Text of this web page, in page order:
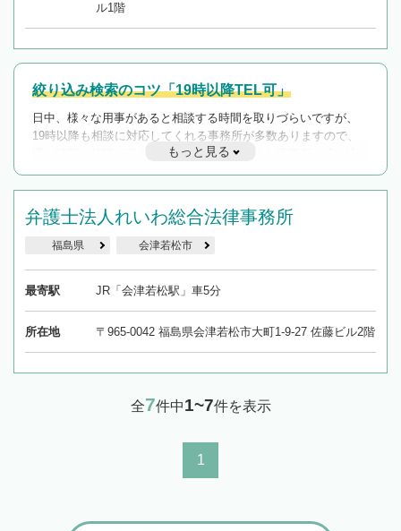
ル1階
絞り込み検索のコツ「19時以降TEL可」
日中、様々な用事があると相談する時間を取りづらいですが、
19時以降も相談に対応してくれる事務所が多数ありますので、
遅い時間の相談が増えそうな場合はそのような事務所に絞り込
んで検索してみましょう。
を加えて再検索
もっと見る
弁護士法人れいわ総合法律事務所
福島県 会津若松市
最寄駅 JR「会津若松駅」車5分
所在地 〒965-0042 福島県会津若松市大町1-9-27 佐藤ビル2階
全7件中1~7件を表示
1